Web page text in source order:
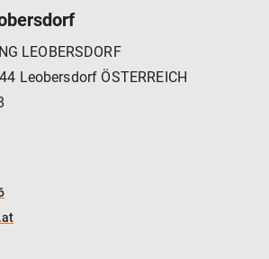
LEOBERSDORF
Leobersdorf ÖSTERREICH